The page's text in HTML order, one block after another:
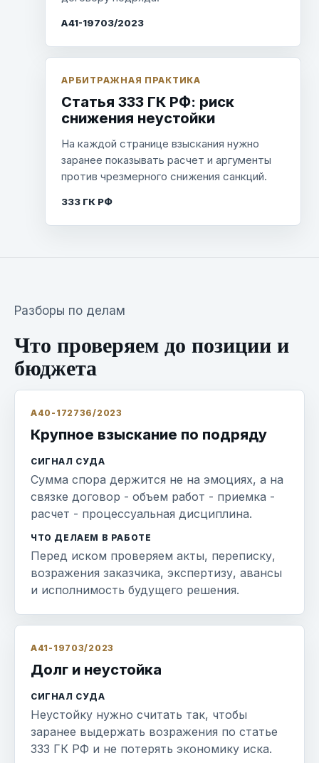
А41-19703/2023
АРБИТРАЖНАЯ ПРАКТИКА
Статья 333 ГК РФ: риск
снижения неустойки
На каждой странице взыскания нужно
заранее показывать расчет и аргументы
против чрезмерного снижения санкций.
333 ГК РФ
Разборы по делам
Что проверяем до позиции и
бюджета
А40-172736/2023
Крупное взыскание по подряду
СИГНАЛ СУДА
Сумма спора держится не на эмоциях, а на
связке договор - объем работ - приемка -
расчет - процессуальная дисциплина.
ЧТО ДЕЛАЕМ В РАБОТЕ
Перед иском проверяем акты, переписку,
возражения заказчика, экспертизу, авансы
и исполнимость будущего решения.
А41-19703/2023
Долг и неустойка
СИГНАЛ СУДА
Неустойку нужно считать так, чтобы
заранее выдержать возражения по статье
333 ГК РФ и не потерять экономику иска.